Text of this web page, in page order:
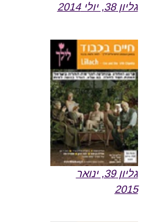
גליון 38, יולי 2014
גליון 39, ינואר
2015